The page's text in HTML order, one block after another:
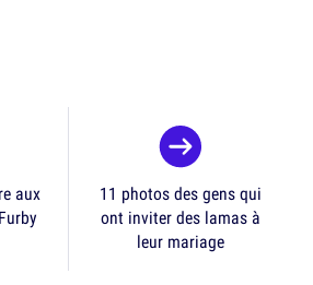
aux
11 photos des gens qui
ont inviter des lamas à
leur mariage